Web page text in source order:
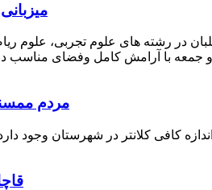
میزبانی
پیام نور ممسنی در خصوص برگزاری کنکور سراسری اظهار داشت: 1000 نفر
مردم
قاچاق 5 هزار لیتر